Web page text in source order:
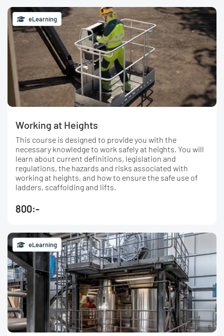
eLearning
Working at Heights
This course is designed to provide you with the
necessary knowledge to work safely at heights. You will
learn about current definitions, legislation and
regulations, the hazards and risks associated with
working at heights, and how to ensure the safe use of
ladders, scaffolding and lifts.
800:-
eLearning